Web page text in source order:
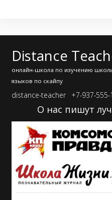
Distance
онлайн-школа по изучению
языков по скайпу
distance-teacher +7-937-
О нас пишут